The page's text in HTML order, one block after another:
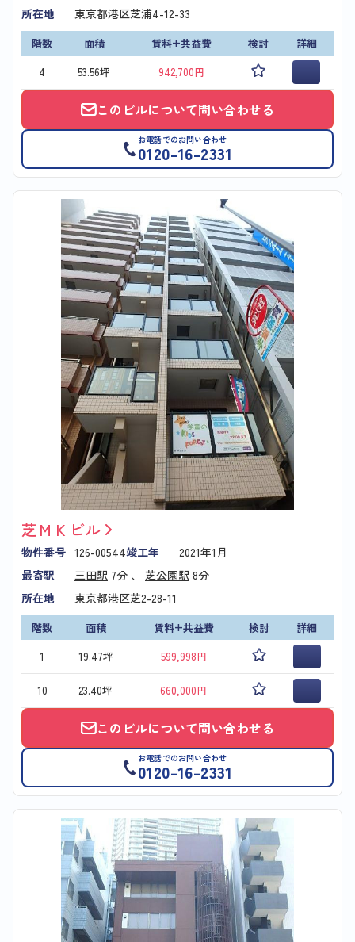
所在地 東京都港区芝浦4-12-33
階数 面積 賃料+共益費 検討
詳細
4
53.56坪 942,700円
このビルについて問い合わせる
お電話でのお問い合わせ
0120-16-2331
芝ＭＫビル
物件番号 126-00544竣工年
2021年1月
最寄駅
三田駅 7分 、 芝公園駅 8分
所在地
東京都港区芝2-28-11
階数 面積 賃料+共益費 検討
詳細
1
19.47坪 599,998円
10 23.40坪 660,000円
このビルについて問い合わせる
お電話でのお問い合わせ
0120-16-2331